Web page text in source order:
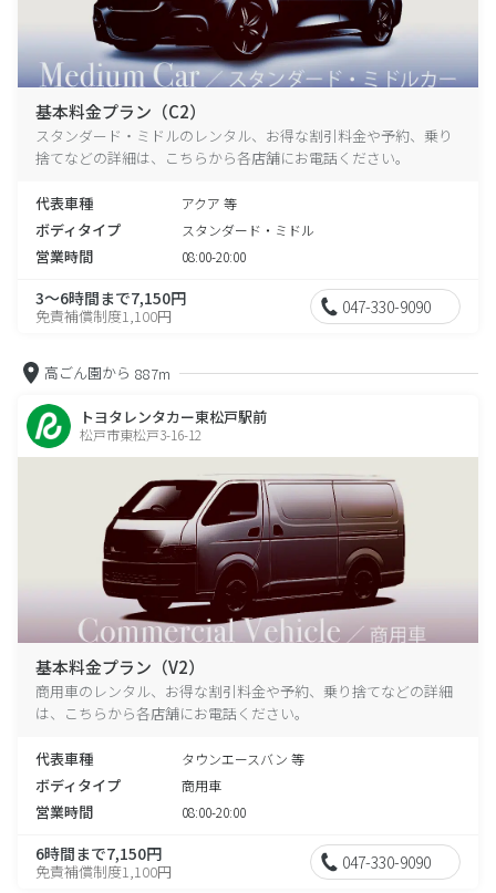
基本料金プラン（C2）
スタンダード・ミドルのレンタル、お得な割引料金や予約、乗り
捨てなどの詳細は、こちらから各店舗にお電話ください。
代表車種 アクア 等
ボディタイプ スタンダード・ミドル
営業時間 08:00-20:00
3～6時間まで7,150円
免責補償制度1,100円 047-330-9090
高ごん園から 887m
トヨタレンタカー東松戸駅前
松戸市東松戸3-16-12
基本料金プラン（V2）
商用車のレンタル、お得な割引料金や予約、乗り捨てなどの詳細
は、こちらから各店舗にお電話ください。
代表車種 タウンエースバン 等
ボディタイプ 商用車
営業時間 08:00-20:00
6時間まで7,150円
免責補償制度1,100円 047-330-9090